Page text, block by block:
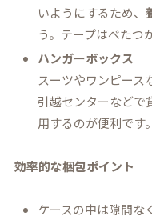
いようにするため、
う。テープはべたつ
ハンガーボックス
スーツやワンピース
引越センターなどで
用するのが便利です。
効率的な梱包ポイント
ケースの中は隙間な